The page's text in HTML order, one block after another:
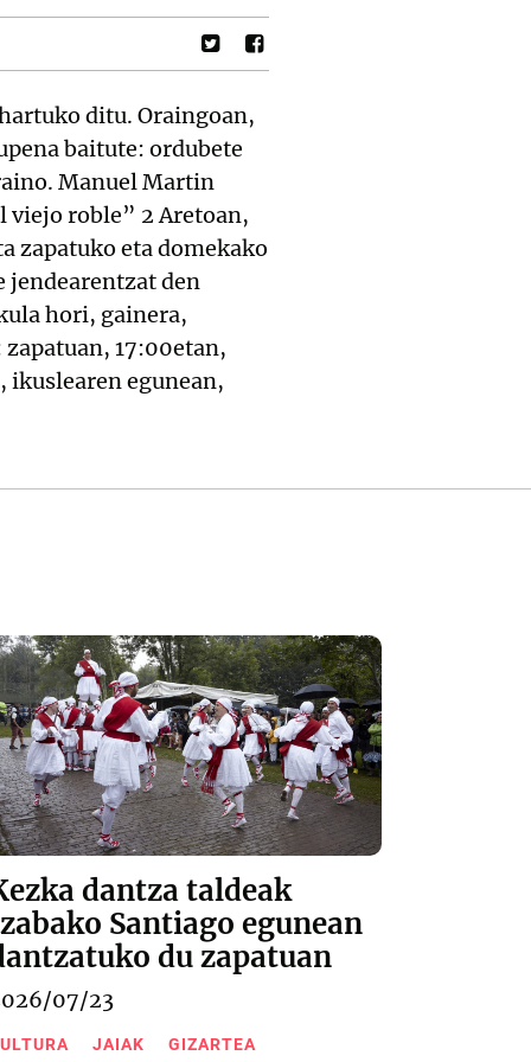
ditu. Oraingoan,
baitute: ordubete
Manuel Martin
viejo roble” 2 Aretoan,
zapatuko eta domekako
jendearentzat den
hori, gainera,
17:00etan,
ikuslearen egunean,
dantza taldeak
Santiago egunean
du zapatuan
07/23
JAIAK GIZARTEA